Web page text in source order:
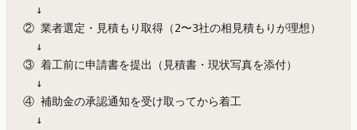
② 業者選定・見積もり取得（2〜3社の相見積もりが理想）
③ 着工前に申請書を提出（見積書・現状写真を添付）
④ 補助金の承認通知を受け取ってから着工